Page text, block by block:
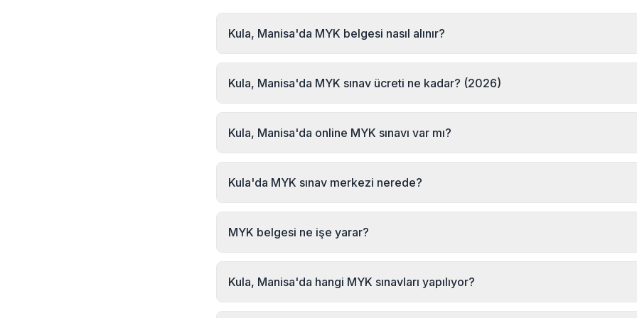
Kula, Manisa'da MYK belgesi nasıl alınır?
Kula, Manisa bölgesinde MYK belgesi almak için MYK Sınav Merkezi'ne
formu veya telefon (+90 232 489 22 27) ile iletişime geçerek sınav kaydınızı
sonrası teorik ve performans sınavına girmeniz gerekmektedir.
Kula, Manisa'da MYK sınav ücreti ne kadar? (2026)
2026 yılı güncel Kula, Manisa MYK sınav ücretleri için MYK Sınav Merkezi ile iletişime
232 489 22 27
Kula, Manisa'da online MYK sınavı var mı?
Evet, MYK Sınav Merkezi Türkiye'de ilk online resmi MYK sınavı yapan kuruluştur. Kula,
Türkiye'nin her yerinden online olarak MYK mesleki yeterlilik sınavına girebilirsiniz.
Kula'da MYK sınav merkezi nerede?
MYK Sınav Merkezi sınav merkezi İsmet Kaptan Mahallesi Şair Eşref Bulvarı No:27/2
adresinde bulunmaktadır. Kula, Manisa bölgesindeki adaylar hem merkeze gelerek hem
seçeneğini kullanarak sınavlarına katılabilir. Detaylı bilgi: +90 232 489 22 27
MYK belgesi ne işe yarar?
MYK Mesleki Yeterlilik Belgesi, bireylerin belirli bir meslekte ulusal standartlara uygun
olduğunu kanıtlayan resmi bir belgedir. Bazı mesleklerde (emlak danışmanlığı, güzellik
çalışabilmek için zorunludur. Belge 5 yıl geçerlidir ve uluslararası tanınırlığa sahiptir.
Kula, Manisa'da hangi MYK sınavları yapılıyor?
MYK Sınav Merkezi olarak Kula, Manisa bölgesinde şu yeterliliklerde MYK sınavı